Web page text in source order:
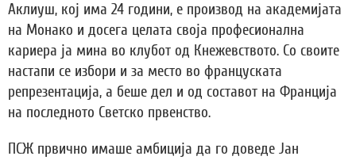
Аклиуш, кој има 24 години, е производ на академијата
на Монако и досега целата своја професионална
кариера ја мина во клубот од Кнежевството. Со своите
настапи се избори и за место во француската
репрезентација, а беше дел и од составот на Франција
на последното Светско првенство.
ПСЖ првично имаше амбиција да го доведе Јан